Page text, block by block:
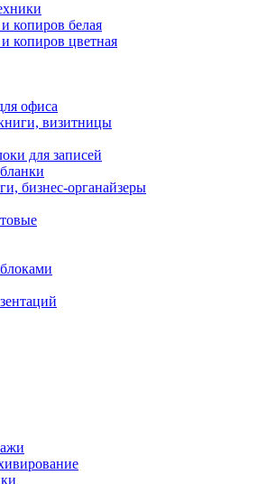
копиров белая
копиров цветная
офиса
визитницы
для записей
бизнес-органайзеры